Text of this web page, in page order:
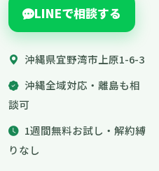
LINEで相談する
沖縄県宜野湾市上原1-6-3
沖縄全域対応・離島も相
談可
1週間無料お試し・解約縛
りなし